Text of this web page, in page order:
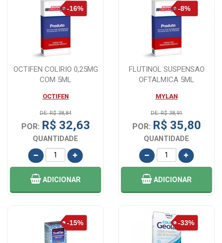
OCTIFEN COLIRIO 0,25MG
COM 5ML
OCTIFEN
DE: R$ 38,84
POR: R$ 32,63
QUANTIDADE
ADICIONAR
FLUTINOL SUSPENSAO
OFTALMICA 5ML
MYLAN
DE: R$ 38,91
POR: R$ 35,80
QUANTIDADE
ADICIONAR